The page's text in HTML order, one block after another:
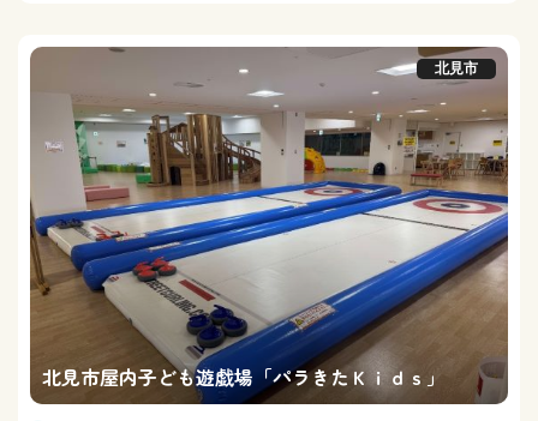
北見市
北見市屋内子ども遊戯場「パラきたＫｉｄｓ」